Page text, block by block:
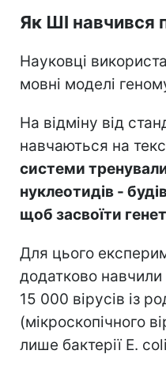
Як ШІ навчився
Науковці
мовні моделі
На відміну від
навчаються на
системи
нуклеотидів -
щоб засвоїти
Для цього
додатково навчили
15 000 вірусів із
(мікроскопічного
лише бактерії E.